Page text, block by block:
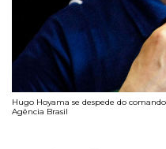
Hugo Hoyama se despede do
Agência Brasil